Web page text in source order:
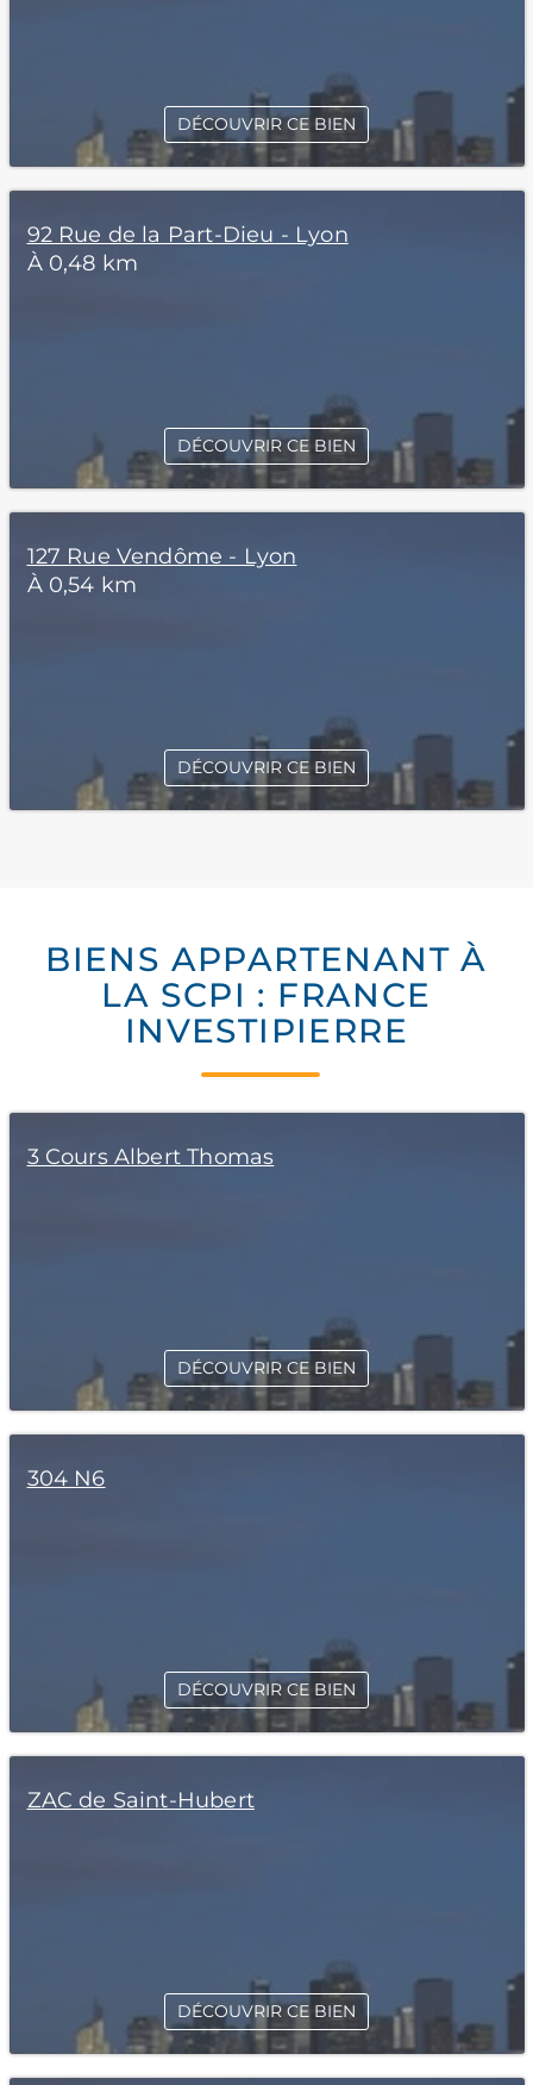
DÉCOUVRIR CE BIEN
92 Rue de la Part-Dieu - Lyon
À 0,48 km
DÉCOUVRIR CE BIEN
127 Rue Vendôme - Lyon
À 0,54 km
DÉCOUVRIR CE BIEN
BIENS APPARTENANT À
LA SCPI : FRANCE
INVESTIPIERRE
3 Cours Albert Thomas
DÉCOUVRIR CE BIEN
304 N6
DÉCOUVRIR CE BIEN
ZAC de Saint-Hubert
DÉCOUVRIR CE BIEN